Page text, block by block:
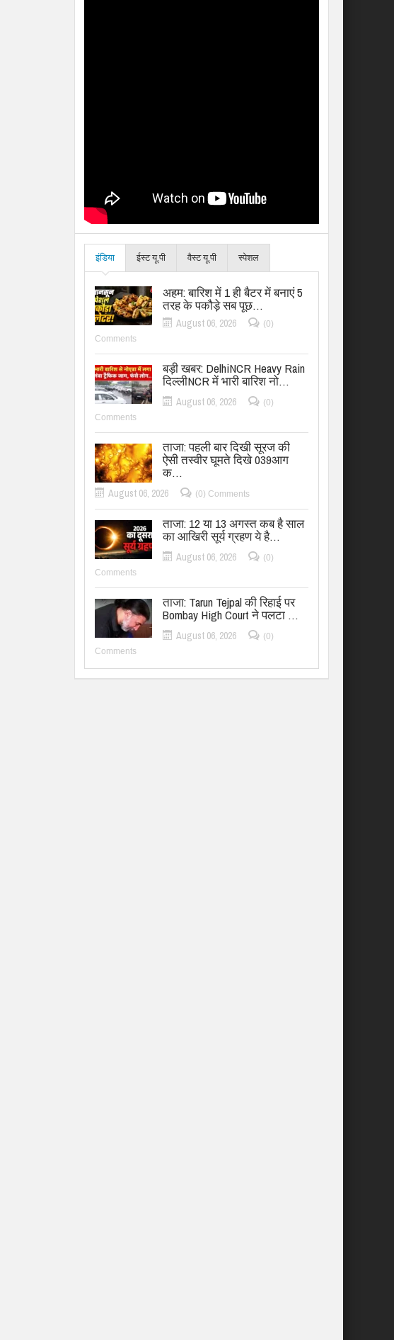
इंडिया ईस्ट यू.पी वैस्ट यू.पी स्पेशल
अहम: बारिश में 1 ही बैटर में बनाएं 5
तरह के पकौड़े सब पूछ…
August 06, 2026
(0)
Comments
बड़ी खबर: DelhiNCR Heavy Rain
दिल्लीNCR में भारी बारिश नो…
August 06, 2026
(0)
Comments
ताजा: पहली बार दिखी सूरज की
ऐसी तस्वीर घूमते दिखे 039आग
क…
August 06, 2026 (0) Comments
ताजा: 12 या 13 अगस्त कब है साल
का आखिरी सूर्य ग्रहण ये है…
August 06, 2026
(0)
Comments
ताजा: Tarun Tejpal की रिहाई पर
Bombay High Court ने पलटा …
August 06, 2026
(0)
Comments